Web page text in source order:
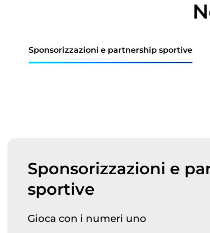
Sponsorizzazioni e partnership sportive
Sponsorizzazioni e
sportive
Gioca con i numeri uno